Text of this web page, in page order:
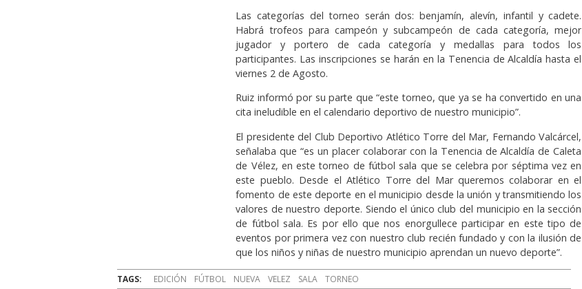
Las categorías del torneo serán dos: benjamín, alevín, infantil y cadete.
Habrá trofeos para campeón y subcampeón de cada categoría, mejor
jugador y portero de cada categoría y medallas para todos los
participantes. Las inscripciones se harán en la Tenencia de Alcaldía hasta el
viernes 2 de Agosto.
Ruiz informó por su parte que “este torneo, que ya se ha convertido en una
cita ineludible en el calendario deportivo de nuestro municipio”.
El presidente del Club Deportivo Atlético Torre del Mar, Fernando Valcárcel,
señalaba que “es un placer colaborar con la Tenencia de Alcaldía de Caleta
de Vélez, en este torneo de fútbol sala que se celebra por séptima vez en
este pueblo. Desde el Atlético Torre del Mar queremos colaborar en el
fomento de este deporte en el municipio desde la unión y transmitiendo los
valores de nuestro deporte. Siendo el único club del municipio en la sección
de fútbol sala. Es por ello que nos enorgullece participar en este tipo de
eventos por primera vez con nuestro club recién fundado y con la ilusión de
que los niños y niñas de nuestro municipio aprendan un nuevo deporte”.
TAGS: EDICIÓN FÚTBOL NUEVA VELEZ SALA TORNEO